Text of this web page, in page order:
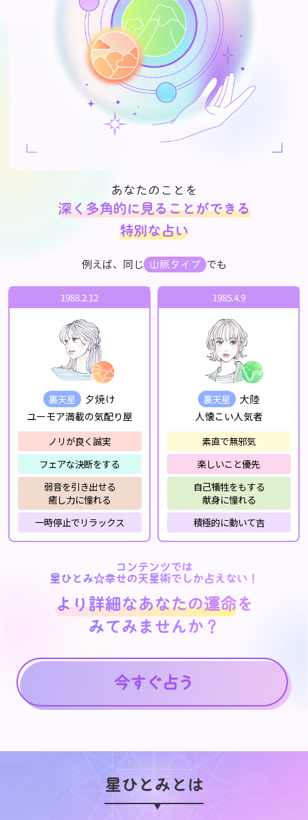
あなたのことを
深く多角的に見ることができる
特別な占い
例えば、同じ 山脈タイプ でも
1988.2.12
裏天星 夕焼け
ユーモア満載の気配り屋
ノリが良く誠実
フェアな決断をする
弱音を引き出せる
癒し力に憧れる
一時停止でリラックス
1985.4.9
裏天星 大陸
人懐こい人気者
素直で無邪気
楽しいこと優先
自己犠牲をもする
献身に憧れる
積極的に動いて吉
コンテンツでは
星ひとみ☆幸せの天星術でしか占えない！
より詳細なあなたの運命を
みてみませんか？
より詳細なあなたの運命を
みてみませんか？
星ひとみとは